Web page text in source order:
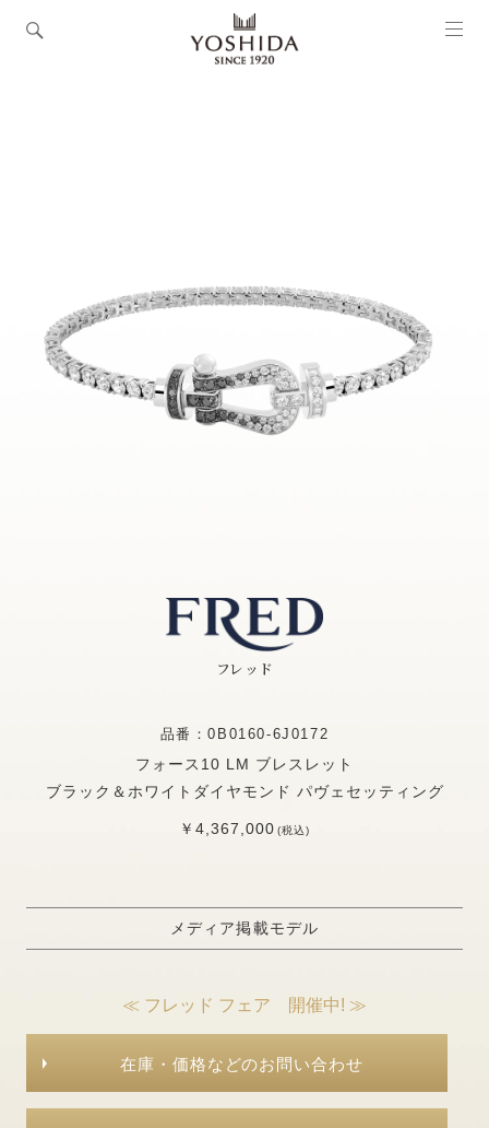
フレッド
品番：0B0160-6J0172
フォース10 LM ブレスレット
ブラック＆ホワイトダイヤモンド パヴェセッティング
￥4,367,000(税込)
メディア掲載モデル
≪ フレッド フェア 開催中! ≫
在庫・価格などのお問い合わせ